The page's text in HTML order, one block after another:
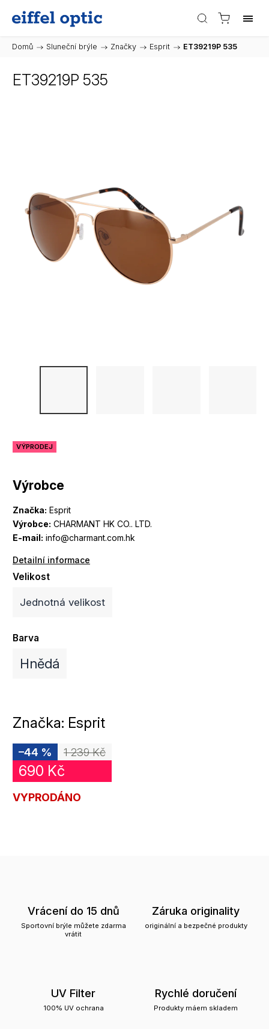
Domů / Sluneční brýle / Značky / Esprit / ET39219P 535
ET39219P 535
Výrobce
Značka: Esprit
Výrobce: CHARMANT HK CO.. LTD.
E-mail: info@charmant.com.hk
Detailní informace
VÝPRODEJ
Velikost
Jednotná velikost
Barva
Hnědá
Značka: Esprit
1 239 Kč
–44 %
690 Kč
VYPRODÁNO
Vrácení do 15 dnů
Sportovní brýle můžete zdarma
vrátit
Záruka originality
originální a bezpečné produkty
UV Filter
100% UV ochrana
Rychlé doručení
Produkty máem skladem